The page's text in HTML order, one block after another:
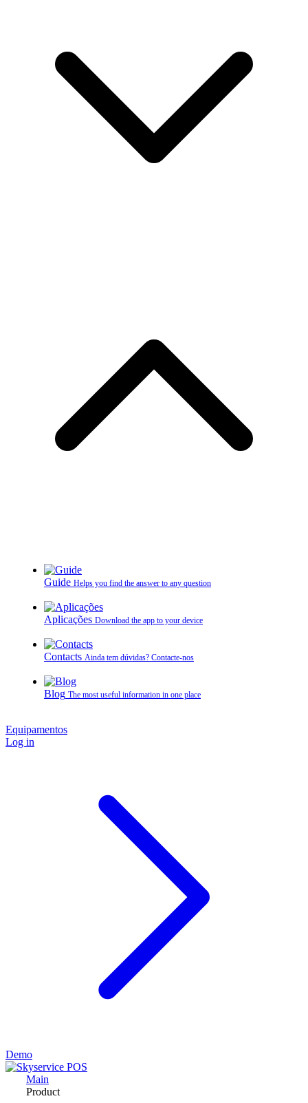
Guide Helps you find the answer to any question
Aplicações Download the app to your device
Contacts Ainda tem dúvidas? Contacte‑nos
Blog The most useful information in one place
Equipamentos
Log in
Demo
Main
Product